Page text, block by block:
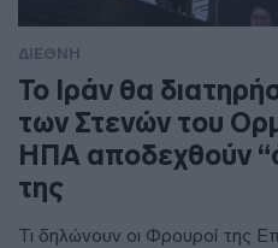
ΔΙΕΘΝΗ
To Ιράν θα
των Στενών του
ΗΠΑ αποδεχθούν
της
Τι δηλώνουν οι Φρουροί της